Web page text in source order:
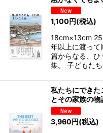
1,100円(税込)
18cm×13cm
年以上に渡って
篇からなる、ひ
集。 子どもた
私たちにできた
とその家族の物
3,960円(税込)